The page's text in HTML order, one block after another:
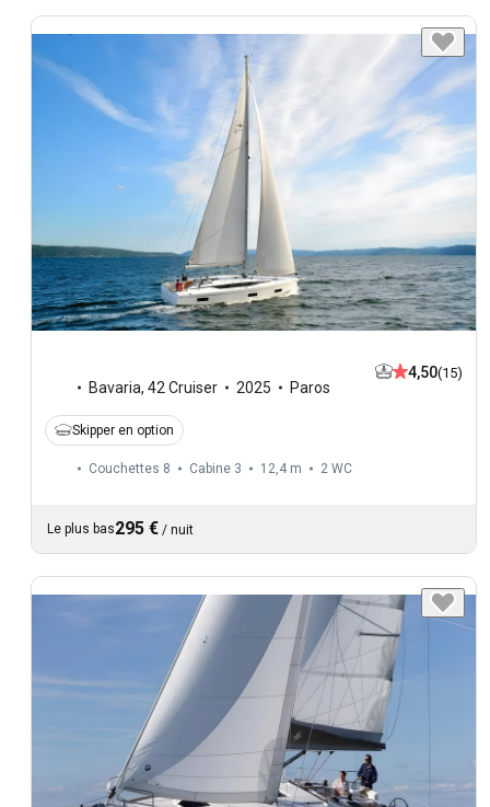
Bavaria, 42 Cruiser 2025 Paros
4,50(15)
Skipper en option
Couchettes 8 Cabine 3 12,4 m 2 WC
Le plus bas295 € / nuit